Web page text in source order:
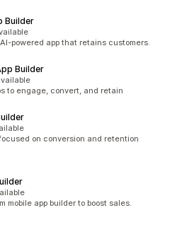
Builder
powered app that retains customers.
Builder
to engage, convert, and retain
on conversion and retention
mobile app builder to boost sales.